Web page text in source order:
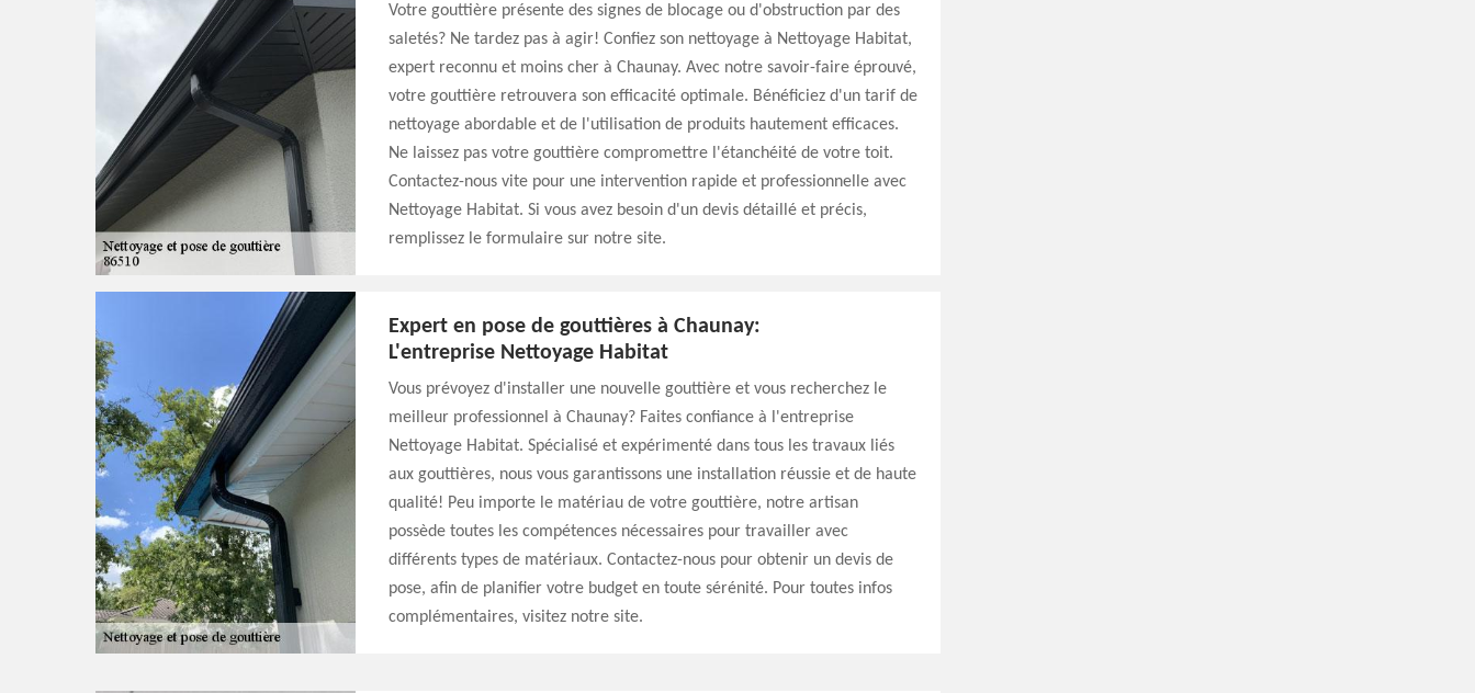
Votre gouttière présente des signes de blocage ou d'obstruction par des
saletés? Ne tardez pas à agir! Confiez son nettoyage à Nettoyage Habitat,
expert reconnu et moins cher à Chaunay. Avec notre savoir-faire éprouvé,
votre gouttière retrouvera son efficacité optimale. Bénéficiez d'un tarif de
nettoyage abordable et de l'utilisation de produits hautement efficaces.
Ne laissez pas votre gouttière compromettre l'étanchéité de votre toit.
Contactez-nous vite pour une intervention rapide et professionnelle avec
Nettoyage Habitat. Si vous avez besoin d'un devis détaillé et précis,
remplissez le formulaire sur notre site.
Expert en pose de gouttières à Chaunay:
L'entreprise Nettoyage Habitat
Vous prévoyez d'installer une nouvelle gouttière et vous recherchez le
meilleur professionnel à Chaunay? Faites confiance à l'entreprise
Nettoyage Habitat. Spécialisé et expérimenté dans tous les travaux liés
aux gouttières, nous vous garantissons une installation réussie et de haute
qualité! Peu importe le matériau de votre gouttière, notre artisan
possède toutes les compétences nécessaires pour travailler avec
différents types de matériaux. Contactez-nous pour obtenir un devis de
pose, afin de planifier votre budget en toute sérénité. Pour toutes infos
complémentaires, visitez notre site.